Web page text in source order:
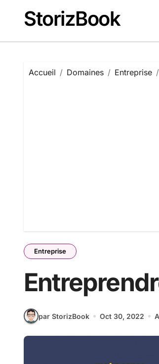
contenuStorizBook
Accueil Domaines Entreprise
Entreprise
par StorizBook Oct 30, 2022